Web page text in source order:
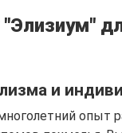
и
опыт